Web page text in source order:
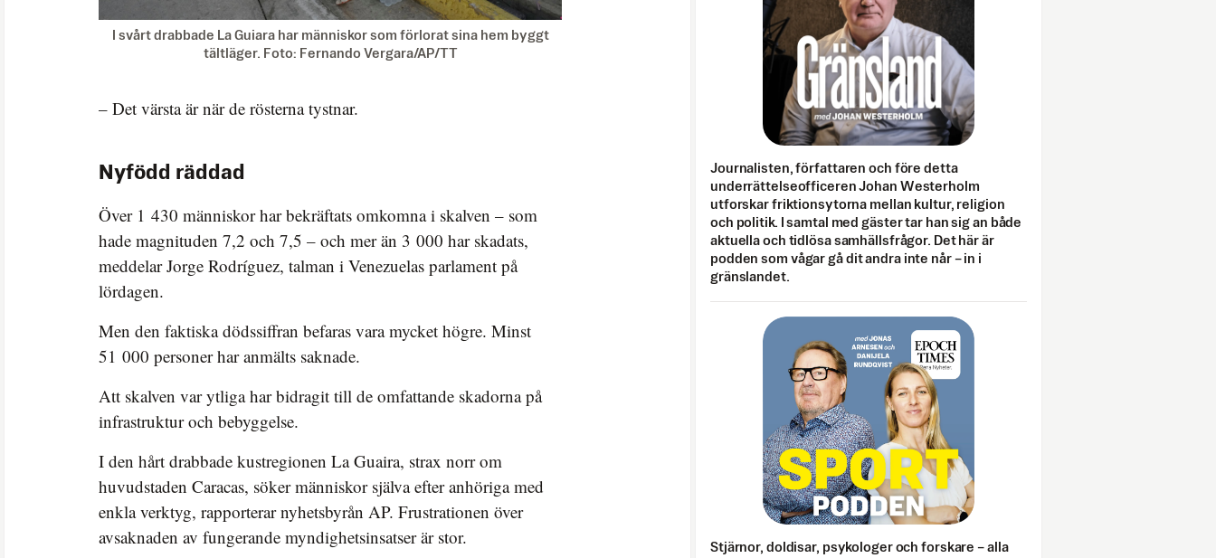
I svårt drabbade La Guiara har människor som förlorat sina hem byggt
tältläger. Foto: Fernando Vergara/AP/TT
– Det värsta är när de rösterna tystnar.
Nyfödd räddad
Över 1 430 människor har bekräftats omkomna i skalven – som
hade magnituden 7,2 och 7,5 – och mer än 3 000 har skadats,
meddelar Jorge Rodríguez, talman i Venezuelas parlament på
lördagen.
Men den faktiska dödssiffran befaras vara mycket högre. Minst
51 000 personer har anmälts saknade.
Att skalven var ytliga har bidragit till de omfattande skadorna på
infrastruktur och bebyggelse.
I den hårt drabbade kustregionen La Guaira, strax norr om
huvudstaden Caracas, söker människor själva efter anhöriga med
enkla verktyg, rapporterar nyhetsbyrån AP. Frustrationen över
avsaknaden av fungerande myndighetsinsatser är stor.
Journalisten, författaren och före detta
underrättelseofficeren Johan Westerholm
utforskar friktionsytorna mellan kultur, religion
och politik. I samtal med gäster tar han sig an både
aktuella och tidlösa samhällsfrågor. Det här är
podden som vågar gå dit andra inte når – in i
gränslandet.
Stjärnor, doldisar, psykologer och forskare – alla